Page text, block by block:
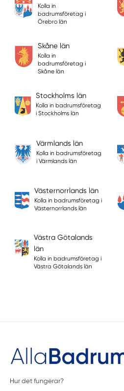
Kolla in
badrumsföretag i
Örebro län
Skåne län
Kolla in
badrumsföretag i
Skåne län
Stockholms län
Kolla in badrumsföretag
i Stockholms län
Värmlands län
Kolla in badrumsföretag
i Värmlands län
Västernorrlands län
Kolla in badrumsföretag i
Västernorrlands län
Västra Götalands
län
Kolla in badrumsföretag i
Västra Götalands län
Hur det fungerar?